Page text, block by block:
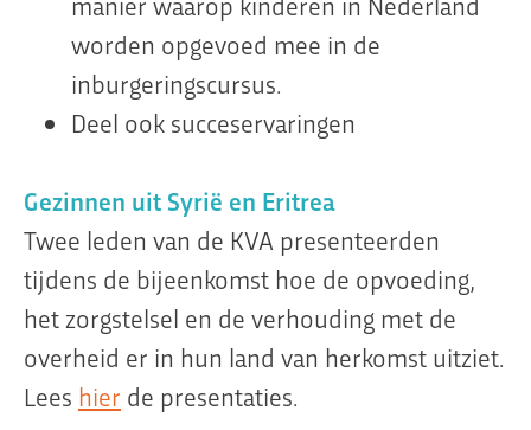
worden opgevoed mee in de
inburgeringscursus.
Deel ook succeservaringen
Gezinnen uit Syrië en Eritrea
Twee leden van de KVA presenteerden
tijdens de bijeenkomst hoe de opvoeding,
het zorgstelsel en de verhouding met de
overheid er in hun land van herkomst uitziet.
Lees hier de presentaties.